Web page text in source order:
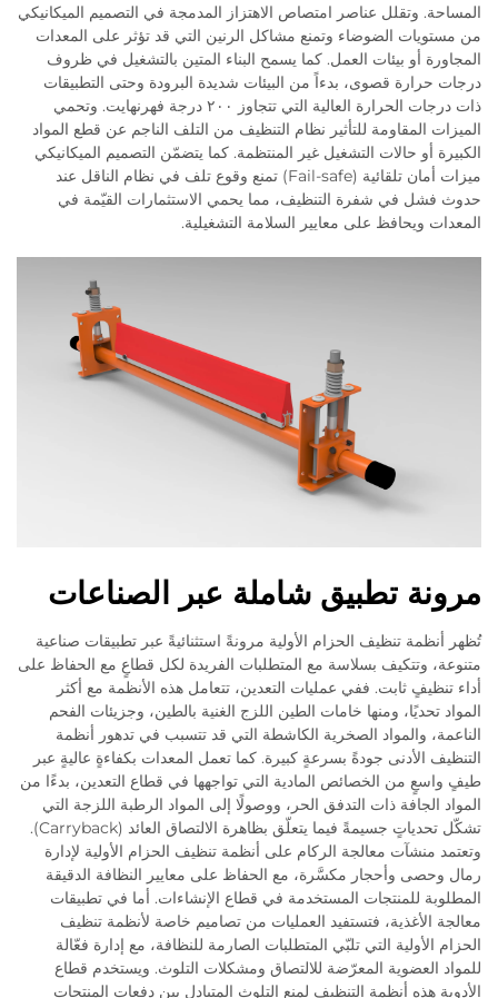
المساحة. وتقلل عناصر امتصاص الاهتزاز المدمجة في التصميم الميكانيكي
من مستويات الضوضاء وتمنع مشاكل الرنين التي قد تؤثر على المعدات
المجاورة أو بيئات العمل. كما يسمح البناء المتين بالتشغيل في ظروف
درجات حرارة قصوى، بدءاً من البيئات شديدة البرودة وحتى التطبيقات
ذات درجات الحرارة العالية التي تتجاوز ٢٠٠ درجة فهرنهايت. وتحمي
الميزات المقاومة للتأثير نظام التنظيف من التلف الناجم عن قطع المواد
الكبيرة أو حالات التشغيل غير المنتظمة. كما يتضمّن التصميم الميكانيكي
ميزات أمان تلقائية (Fail-safe) تمنع وقوع تلف في نظام الناقل عند
حدوث فشل في شفرة التنظيف، مما يحمي الاستثمارات القيّمة في
المعدات ويحافظ على معايير السلامة التشغيلية.
مرونة تطبيق شاملة عبر الصناعات
تُظهر أنظمة تنظيف الحزام الأولية مرونةً استثنائيةً عبر تطبيقات صناعية
متنوعة، وتتكيف بسلاسة مع المتطلبات الفريدة لكل قطاعٍ مع الحفاظ على
أداء تنظيفٍ ثابت. ففي عمليات التعدين، تتعامل هذه الأنظمة مع أكثر
المواد تحديًا، ومنها خامات الطين اللزج الغنية بالطين، وجزيئات الفحم
الناعمة، والمواد الصخرية الكاشطة التي قد تتسبب في تدهور أنظمة
التنظيف الأدنى جودةً بسرعةٍ كبيرة. كما تعمل المعدات بكفاءةٍ عاليةٍ عبر
طيفٍ واسعٍ من الخصائص المادية التي تواجهها في قطاع التعدين، بدءًا من
المواد الجافة ذات التدفق الحر، ووصولًا إلى المواد الرطبة اللزجة التي
تشكّل تحدياتٍ جسيمةً فيما يتعلّق بظاهرة الالتصاق العائد (Carryback).
وتعتمد منشآت معالجة الركام على أنظمة تنظيف الحزام الأولية لإدارة
رمال وحصى وأحجار مكسَّرة، مع الحفاظ على معايير النظافة الدقيقة
المطلوبة للمنتجات المستخدمة في قطاع الإنشاءات. أما في تطبيقات
معالجة الأغذية، فتستفيد العمليات من تصاميم خاصة لأنظمة تنظيف
الحزام الأولية التي تلبّي المتطلبات الصارمة للنظافة، مع إدارة فعّالة
للمواد العضوية المعرّضة للالتصاق ومشكلات التلوث. ويستخدم قطاع
الأدوية هذه أنظمة التنظيف لمنع التلوث المتبادل بين دفعات المنتجات